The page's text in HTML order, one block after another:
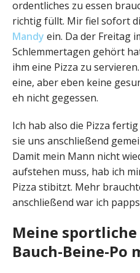
ordentliches zu essen
richtig füllt. Mir fiel sofort
Mandy ein. Da der Freitag
Schlemmertagen gehört
ihm eine Pizza zu
eine, aber eben keine
eh nicht gegessen.
Ich hab also die Pizza
sie uns anschließend
Damit mein Mann nicht
aufstehen muss, hab ich
Pizza stibitzt. Mehr
anschließend war ich
Meine
Bauch-Beine-Po